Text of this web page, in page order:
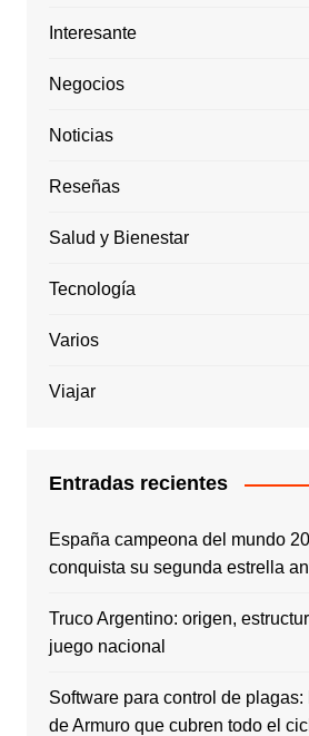
Interesante
Negocios
Noticias
Reseñas
Salud y Bienestar
Tecnología
Varios
Viajar
Entradas recientes
España campeona del mundo
conquista su segunda estrella
Truco Argentino: origen,
juego nacional
Software para control de
de Armuro que cubren todo el